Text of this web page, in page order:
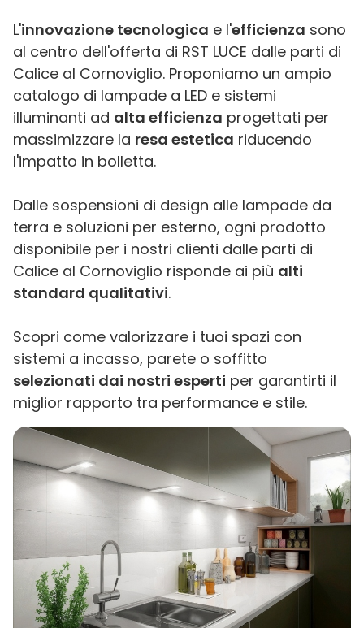
L'innovazione tecnologica e l'efficienza sono
al centro dell'offerta di RST LUCE dalle parti di
Calice al Cornoviglio. Proponiamo un ampio
catalogo di lampade a LED e sistemi
illuminanti ad alta efficienza progettati per
massimizzare la resa estetica riducendo
l'impatto in bolletta.
Dalle sospensioni di design alle lampade da
terra e soluzioni per esterno, ogni prodotto
disponibile per i nostri clienti dalle parti di
Calice al Cornoviglio risponde ai più alti
standard qualitativi.
Scopri come valorizzare i tuoi spazi con
sistemi a incasso, parete o soffitto
selezionati dai nostri esperti per garantirti il
miglior rapporto tra performance e stile.